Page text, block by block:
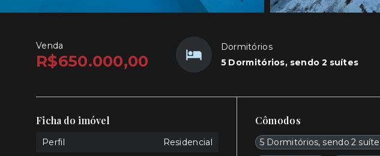
Venda
R$650.000,00
Dormitórios
5 Dormitórios, sendo 2 suítes
Cômodos
5 Dormitórios, sendo 2
Ficha do imóvel
Perfil
Residencial